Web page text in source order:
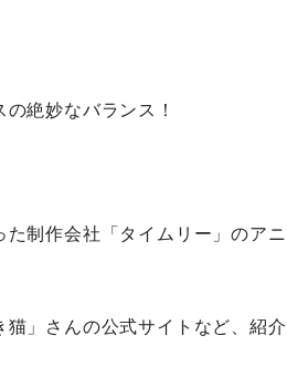
絶妙なバランス！
制作会社「タイムリー」のアニ
」さんの公式サイトなど、紹介